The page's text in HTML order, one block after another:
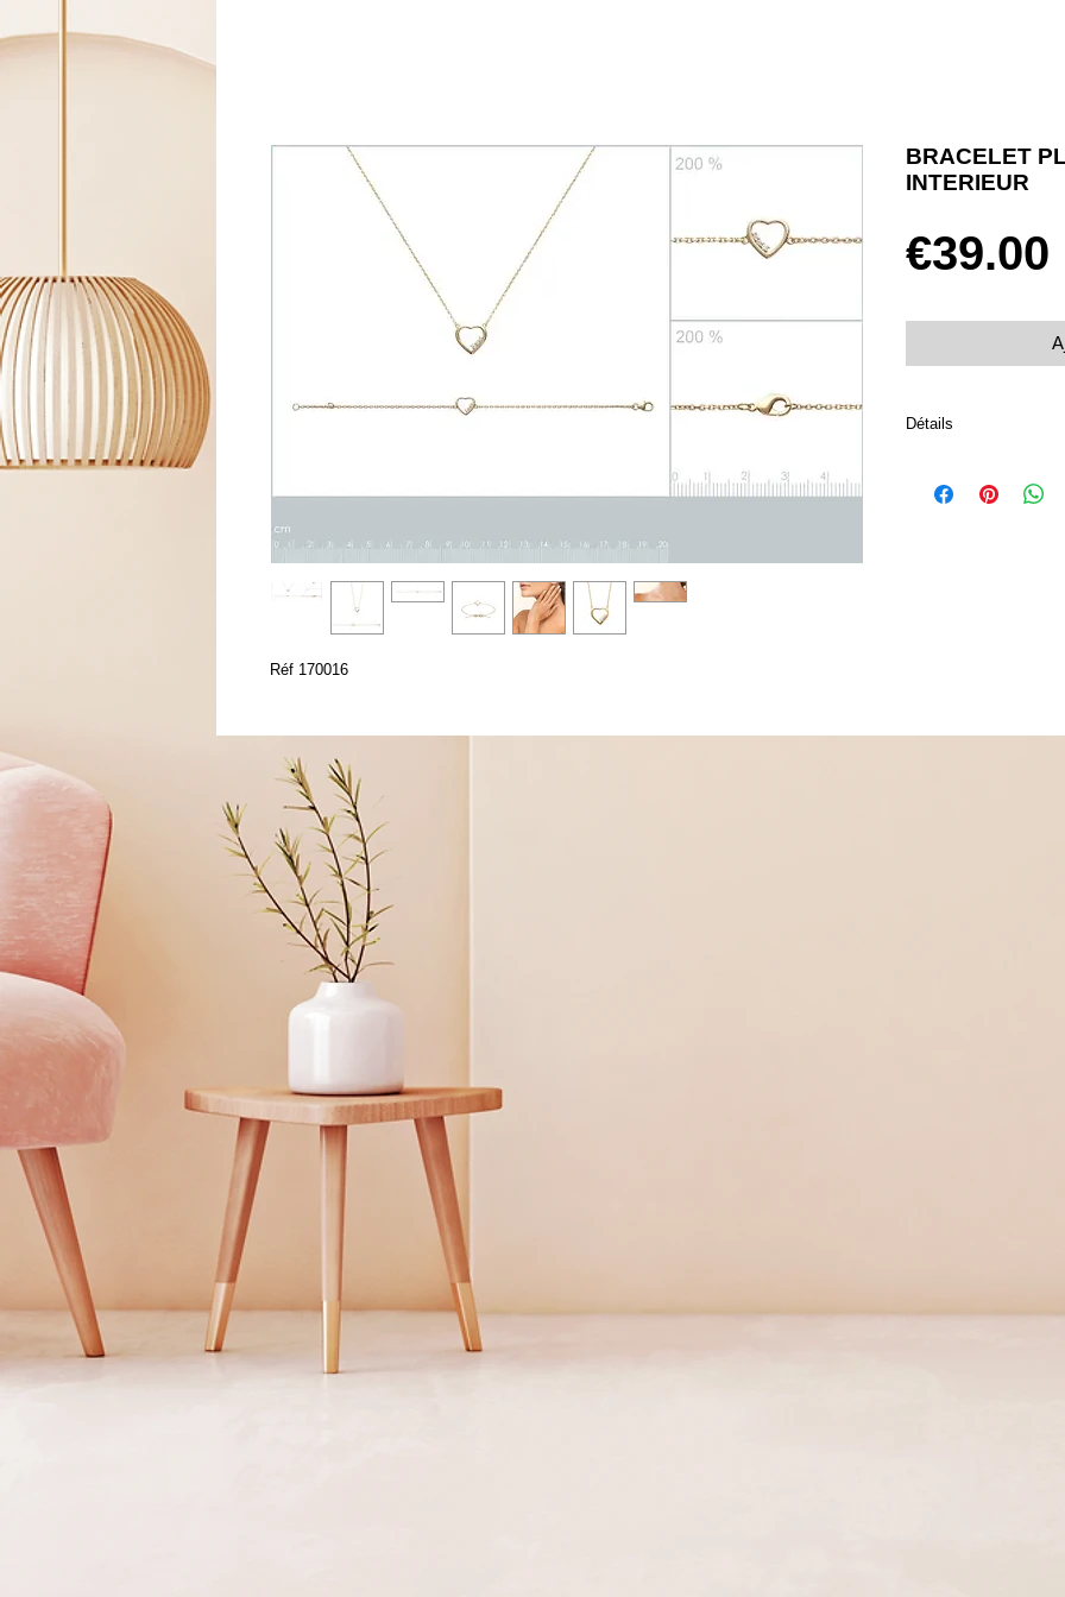
Réf 170016
BRACELET
INTERIEUR
€39.00
Détails
Taille 18 cm